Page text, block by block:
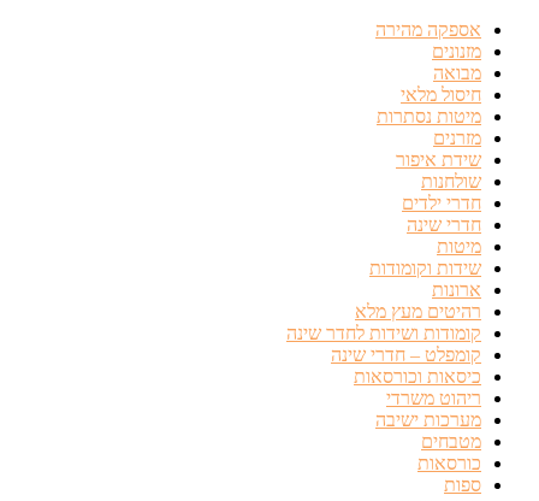
אספקה מהירה
מזנונים
מבואה
חיסול מלאי
מיטות נסתרות
מזרנים
שידת איפור
שולחנות
חדרי ילדים
חדרי שינה
מיטות
שידות וקומודות
ארונות
רהיטים מעץ מלא
קומודות ושידות לחדר שינה
קומפלט – חדרי שינה
כיסאות וכורסאות
ריהוט משרדי
מערכות ישיבה
מטבחים
כורסאות
ספות